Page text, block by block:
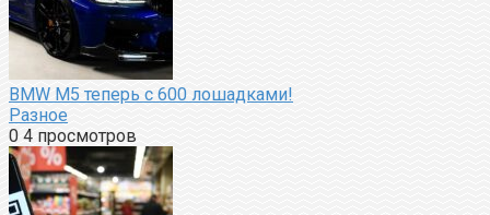
BMW M5 теперь с 600 лошадками!
Разное
0 4 просмотров